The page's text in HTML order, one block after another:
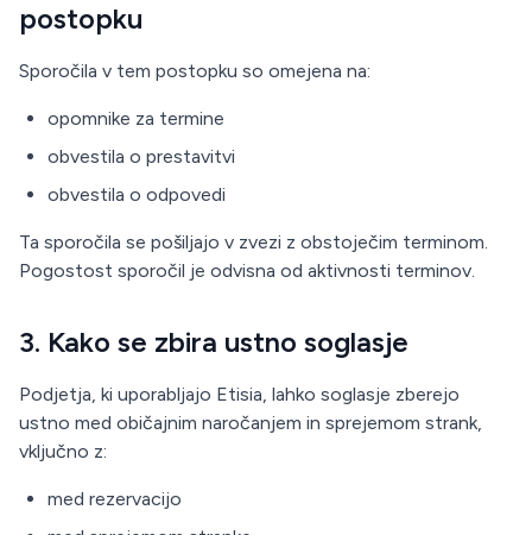
postopku
Sporočila v tem postopku so omejena na:
opomnike za termine
obvestila o prestavitvi
obvestila o odpovedi
Ta sporočila se pošiljajo v zvezi z obstoječim terminom.
Pogostost sporočil je odvisna od aktivnosti terminov.
3. Kako se zbira ustno soglasje
Podjetja, ki uporabljajo Etisia, lahko soglasje zberejo
ustno med običajnim naročanjem in sprejemom strank,
vključno z:
med rezervacijo